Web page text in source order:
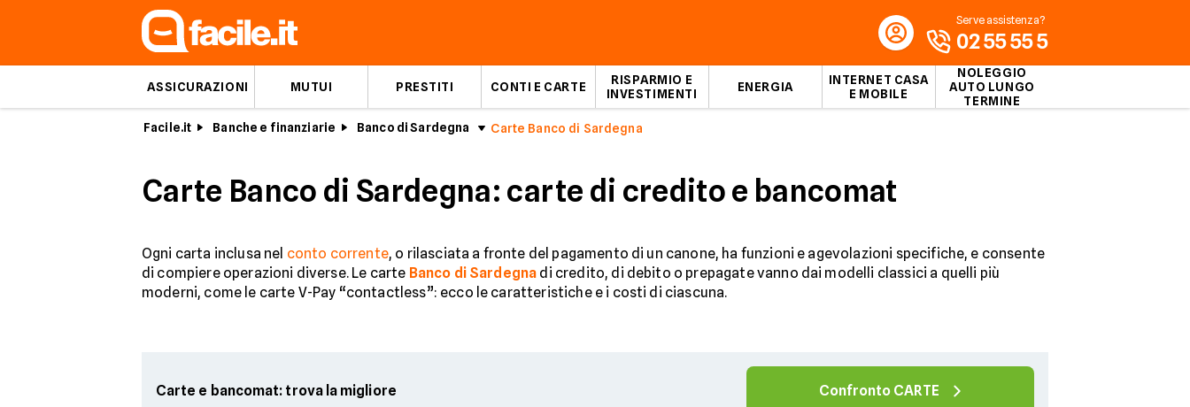
ASSICURAZIONI MUTUI PRESTITI CONTI E CARTE
RISPARMIO E
INVESTIMENTI
ENERGIA
INTERNET CASA
E MOBILE
NOLEGGIO
AUTO LUNGO
TERMINE
Serve assistenza?
02 55 55 5
Facile.it Banche e finanziarie Banco di Sardegna Carte Banco di Sardegna
Carte Banco di Sardegna: carte di credito e bancomat
Ogni carta inclusa nel conto corrente, o rilasciata a fronte del pagamento di un canone, ha funzioni e agevolazioni specifiche, e consente
di compiere operazioni diverse. Le carte Banco di Sardegna di credito, di debito o prepagate vanno dai modelli classici a quelli più
moderni, come le carte V-Pay “contactless”: ecco le caratteristiche e i costi di ciascuna.
Carte e bancomat: trova la migliore Confronto CARTE